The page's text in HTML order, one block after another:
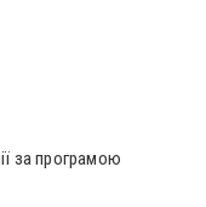
за програмою